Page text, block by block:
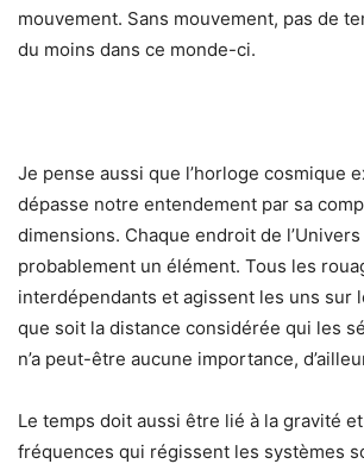
mouvement. Sans mouvement, pas de
du moins dans ce monde-ci.
Je pense aussi que l’horloge cosmique
dépasse notre entendement par sa
dimensions. Chaque endroit de
probablement un élément. Tous les
interdépendants et agissent les uns sur
que soit la distance considérée qui les
n’a peut-être aucune importance,
Le temps doit aussi être lié à la gravité
fréquences qui régissent les systèmes